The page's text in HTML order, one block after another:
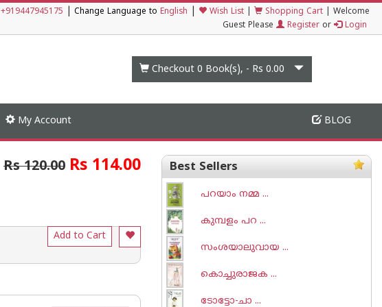
+919447945175 Change Language to English Wish List Shopping Cart
Welcome
Guest Please
Register or Login
Checkout 0 Book(s), - Rs 0.00
My Account BLOG
Rs 120.00 Rs 114.00
Add to Cart
Best Sellers
പറയാം നമ്മ ...
കുമ്പളം പറ ...
സംശയാലുവായ ...
കൊച്ചുരാജക ...
ടോട്ടോ-ചാ‌ ...